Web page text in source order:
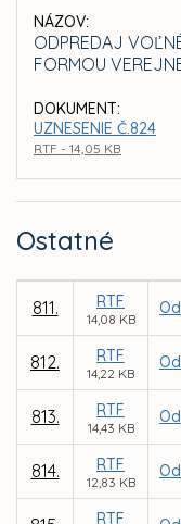
NÁZOV:
ODPREDAJ
FORMOU
DOKUMENT:
UZNESENIE Č.824
RTF - 14,05 KB
Ostatné
811. RTF
14,08 KB
812. RTF
14,22 KB
813. RTF
14,43 KB
814. RTF
12,83 KB
RTF